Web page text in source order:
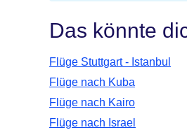
Das könnte
Flüge Stuttgart - Istanbul
Flüge nach Kuba
Flüge nach Kairo
Flüge nach Israel